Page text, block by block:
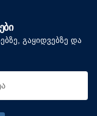
გაყიდვებზე და